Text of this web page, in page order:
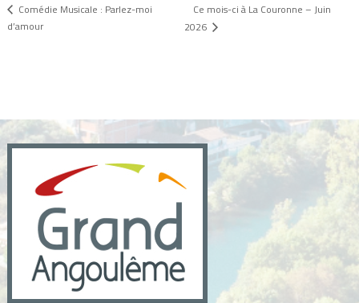
Comédie Musicale : Parlez-moi
d’amour
Ce mois-ci à La Couronne – Juin
2026